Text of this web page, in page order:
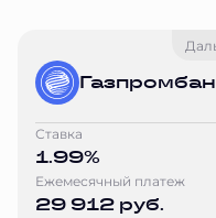
Ставка
1.99%
Ежемесячный платеж
29 912 руб.